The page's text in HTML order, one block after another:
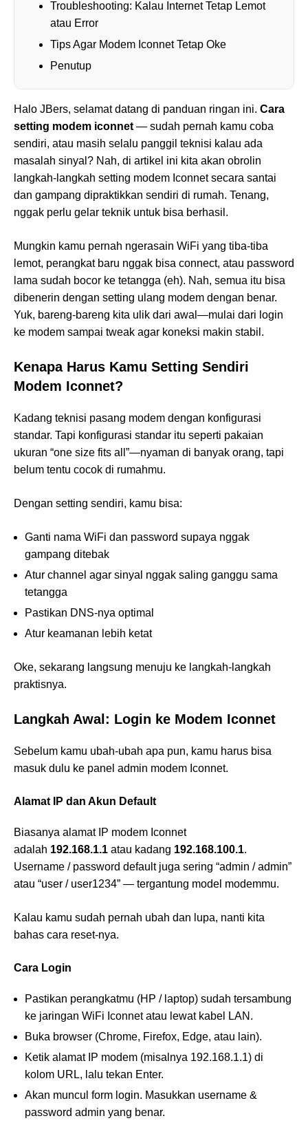
Troubleshooting: Kalau Internet Tetap Lemot
atau Error
Tips Agar Modem Iconnet Tetap Oke
Penutup
Halo JBers, selamat datang di panduan ringan ini. Cara
setting modem iconnet— sudah pernah kamu coba
sendiri, atau masih selalu panggil teknisi kalau ada
masalah sinyal? Nah, di artikel ini kita akan obrolin
langkah-langkah setting modem Iconnet secara santai
dan gampang dipraktikkan sendiri di rumah. Tenang,
nggak perlu gelar teknik untuk bisa berhasil.
Mungkin kamu pernah ngerasain WiFi yang tiba-tiba
lemot, perangkat baru nggak bisa connect, atau password
lama sudah bocor ke tetangga (eh). Nah, semua itu bisa
dibenerin dengan setting ulang modem dengan benar.
Yuk, bareng-bareng kita ulik dari awal—mulai dari login
ke modem sampai tweak agar koneksi makin stabil.
Kenapa Harus Kamu Setting Sendiri
Modem Iconnet?
Kadang teknisi pasang modem dengan konfigurasi
standar. Tapi konfigurasi standar itu seperti pakaian
ukuran “one size fits all”—nyaman di banyak orang, tapi
belum tentu cocok di rumahmu.
Dengan setting sendiri, kamu bisa:
Ganti nama WiFi dan password supaya nggak
gampang ditebak
Atur channel agar sinyal nggak saling ganggu sama
tetangga
Pastikan DNS-nya optimal
Atur keamanan lebih ketat
Oke, sekarang langsung menuju ke langkah-langkah
praktisnya.
Langkah Awal: Login ke Modem Iconnet
Sebelum kamu ubah-ubah apa pun, kamu harus bisa
masuk dulu ke panel admin modem Iconnet.
Alamat IP dan Akun Default
Biasanya alamat IP modem Iconnet
adalah 192.168.1.1 atau kadang 192.168.100.1.
Username / password default juga sering “admin / admin”
atau “user / user1234” — tergantung model modemmu.
Kalau kamu sudah pernah ubah dan lupa, nanti kita
bahas cara reset-nya.
Cara Login
Pastikan perangkatmu (HP / laptop) sudah tersambung
ke jaringan WiFi Iconnet atau lewat kabel LAN.
Buka browser (Chrome, Firefox, Edge, atau lain).
Ketik alamat IP modem (misalnya 192.168.1.1) di
kolom URL, lalu tekan Enter.
Akan muncul form login. Masukkan username &
password admin yang benar.